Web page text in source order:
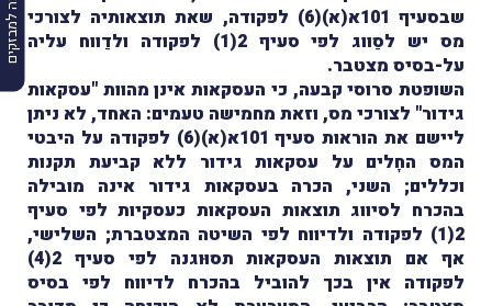
שבסעיף 101א(א)(6) לפקודה, שאת תוצאותיה לצורכי
מס יש לסַווג לפי סעיף 2(1) לפקודה ולדַווח עליה
על-בסיס מצטבר.
השופטת סרוסי קבעה, כי העסקאות אינן מהוות "עסקאות
גידור" לצורכי מס, וזאת מחמישה טעמים: האחד, לא ניתן
ליישם את הוראות סעיף 101א(א)(6) לפקודה על היבטי
המס החָלים על עסקאות גידור ללא קביעת תקנות
וכללים; השני, הכרה בעסקאות גידור אינה מובילה
בהכרח לסיווג תוצאות העסקאות כעסקיות לפי סעיף
2(1) לפקודה ולדיווח לפי השיטה המצטברת; השלישי,
אף אם תוצאות העסקאות תסוּוגנה לפי סעיף 2(4)
לפקודה אין בכך להוביל בהכרח לדיווח לפי בסיס